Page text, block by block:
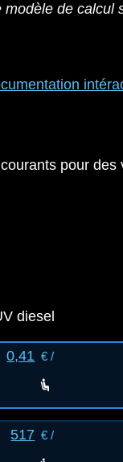
de calcul
pour des
diesel
0,41 € /
517 € /